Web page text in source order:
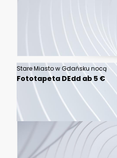
Stare Miasto w Gdańsku nocą
Fototapeta DEdd ab 5 €